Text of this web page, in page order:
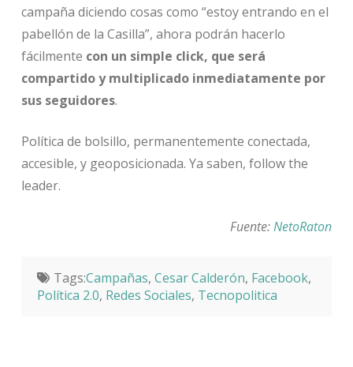
campaña diciendo cosas como “estoy entrando en el
pabellón de la Casilla”, ahora podrán hacerlo
fácilmente con un simple click, que será
compartido y multiplicado inmediatamente por
sus seguidores.
Política de bolsillo, permanentemente conectada,
accesible, y geoposicionada. Ya saben, follow the
leader.
Fuente:NetoRaton
Tags:Campañas, Cesar Calderón, Facebook,
Política 2.0, Redes Sociales, Tecnopolitica